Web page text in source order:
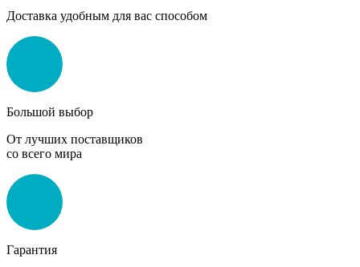
Доставка удобным для вас способом
Большой выбор
От лучших поставщиков
со всего мира
Гарантия